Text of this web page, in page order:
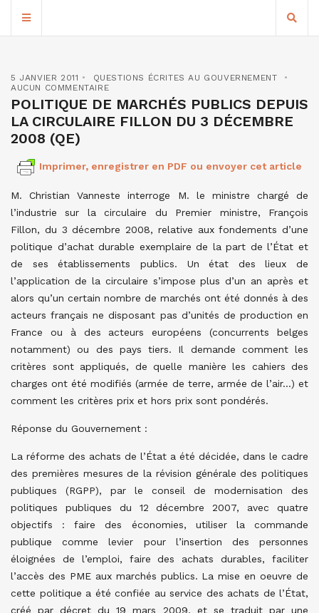
5 JANVIER 2011
QUESTIONS ÉCRITES AU GOUVERNEMENT
AUCUN COMMENTAIRE
POLITIQUE DE MARCHÉS PUBLICS DEPUIS
LA CIRCULAIRE FILLON DU 3 DÉCEMBRE
2008 (QE)
Imprimer, enregistrer en PDF ou envoyer cet article
M. Christian Vanneste interroge M. le ministre chargé de
l’industrie sur la circulaire du Premier ministre, François
Fillon, du 3 décembre 2008, relative aux fondements d’une
politique d’achat durable exemplaire de la part de l’État et
de ses établissements publics. Un état des lieux de
l’application de la circulaire s’impose plus d’un an après et
alors qu’un certain nombre de marchés ont été donnés à des
acteurs français ne disposant pas d’unités de production en
France ou à des acteurs européens (concurrents belges
notamment) ou des pays tiers. Il demande comment les
critères sont appliqués, de quelle manière les cahiers des
charges ont été modifiés (armée de terre, armée de l’air…) et
comment les critères prix et hors prix sont pondérés.
Réponse du Gouvernement :
La réforme des achats de l’État a été décidée, dans le cadre
des premières mesures de la révision générale des politiques
publiques (RGPP), par le conseil de modernisation des
politiques publiques du 12 décembre 2007, avec quatre
objectifs : faire des économies, utiliser la commande
publique comme levier pour l’insertion des personnes
éloignées de l’emploi, faire des achats durables, faciliter
l’accès des PME aux marchés publics. La mise en oeuvre de
cette politique a été confiée au service des achats de l’État,
créé par décret du 19 mars 2009, et se traduit par une